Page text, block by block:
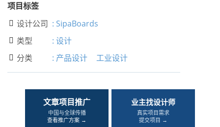
项目标签
 设计公司 : SipaBoards
 类型 : 设计
 分类 : 产品设计 工业设计
文章项目推广
中国与全球传播
查看推广方案 →
业主找设计师
真实项目需求
提交项目 →